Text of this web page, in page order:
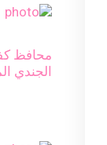
محافظ
الجندي